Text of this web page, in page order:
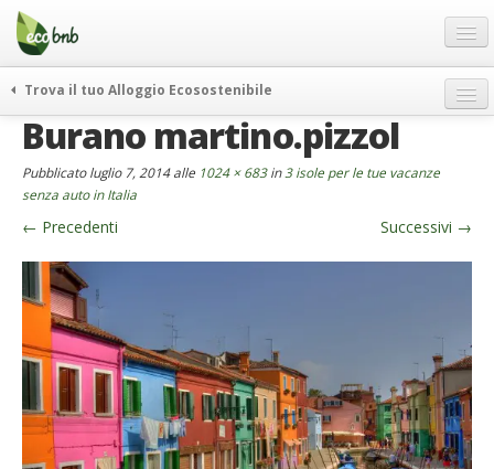
Menu
Salta
contenuto
Offerte Speciali
Regali
FAQ
Chi Siamo
Partner
Contatti
Italiano
German
English
Trova il tuo Alloggio Ecosostenibile
weekend green
curiosità
vivere e viaggiare verde
news ed eventi
ecohotel
rassegna stampa
Burano martino.pizzol
Pubblicatoluglio 7, 2014alle 1024 × 683in 3 isole per le tue vacanze
senza auto in Italia
← Precedenti Successivi →